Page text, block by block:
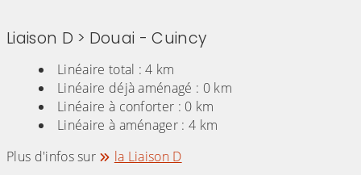
Liaison D > Douai - Cuincy
Linéaire total : 4 km
Linéaire déjà aménagé : 0 km
Linéaire à conforter : 0 km
Linéaire à aménager : 4 km
Plus d'infos sur
la Liaison D